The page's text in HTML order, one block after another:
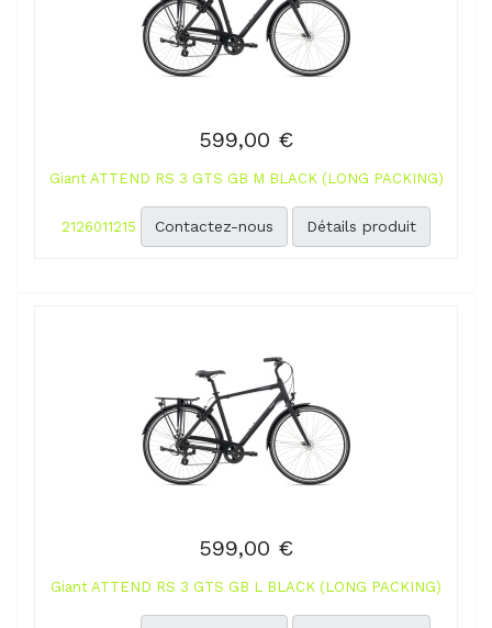
599,00 €
Giant ATTEND RS 3 GTS GB M BLACK (LONG PACKING)
2126011215 Contactez-nous Détails produit
599,00 €
Giant ATTEND RS 3 GTS GB L BLACK (LONG PACKING)